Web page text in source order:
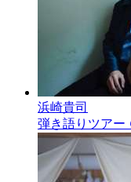
浜崎貴司
弾き語りツアー